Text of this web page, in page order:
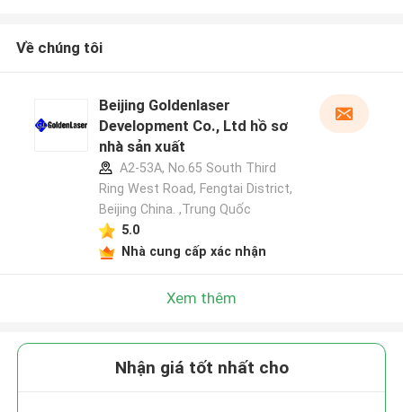
Về chúng tôi
Beijing Goldenlaser
Development Co., Ltd hồ sơ
nhà sản xuất
A2-53A, No.65 South Third
Ring West Road, Fengtai District,
Beijing China. ,Trung Quốc
5.0
Nhà cung cấp xác nhận
Xem thêm
Nhận giá tốt nhất cho